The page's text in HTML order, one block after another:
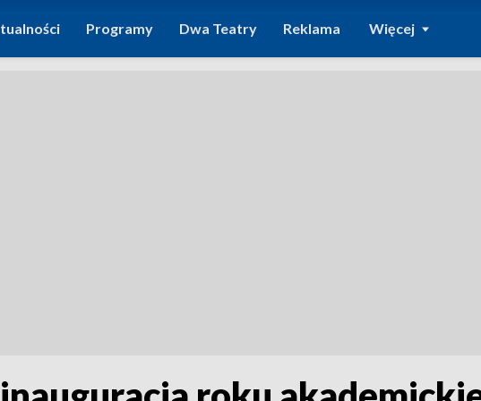
Programy Dwa Teatry Reklama Więcej